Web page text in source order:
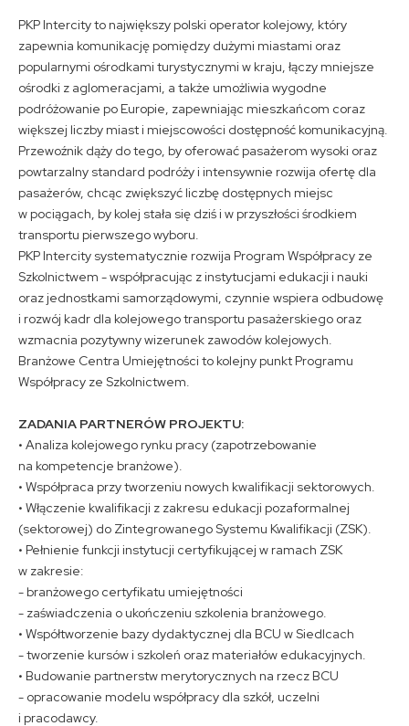
PKP Intercity to największy polski operator kolejowy, który
zapewnia komunikację pomiędzy dużymi miastami oraz
popularnymi ośrodkami turystycznymi w kraju, łączy mniejsze
ośrodki z aglomeracjami, a także umożliwia wygodne
podróżowanie po Europie, zapewniając mieszkańcom coraz
większej liczby miast i miejscowości dostępność komunikacyjną.
Przewoźnik dąży do tego, by oferować pasażerom wysoki oraz
powtarzalny standard podróży i intensywnie rozwija ofertę dla
pasażerów, chcąc zwiększyć liczbę dostępnych miejsc
w pociągach, by kolej stała się dziś i w przyszłości środkiem
transportu pierwszego wyboru.
PKP Intercity systematycznie rozwija Program Współpracy ze
Szkolnictwem - współpracując z instytucjami edukacji i nauki
oraz jednostkami samorządowymi, czynnie wspiera odbudowę
i rozwój kadr dla kolejowego transportu pasażerskiego oraz
wzmacnia pozytywny wizerunek zawodów kolejowych.
Branżowe Centra Umiejętności to kolejny punkt Programu
Współpracy ze Szkolnictwem.
ZADANIA PARTNERÓW PROJEKTU:
• Analiza kolejowego rynku pracy (zapotrzebowanie
na kompetencje branżowe).
• Współpraca przy tworzeniu nowych kwalifikacji sektorowych.
• Włączenie kwalifikacji z zakresu edukacji pozaformalnej
(sektorowej) do Zintegrowanego Systemu Kwalifikacji (ZSK).
• Pełnienie funkcji instytucji certyfikującej w ramach ZSK
w zakresie:
- branżowego certyfikatu umiejętności
- zaświadczenia o ukończeniu szkolenia branżowego.
• Współtworzenie bazy dydaktycznej dla BCU w Siedlcach
- tworzenie kursów i szkoleń oraz materiałów edukacyjnych.
• Budowanie partnerstw merytorycznych na rzecz BCU
- opracowanie modelu współpracy dla szkół, uczelni
i pracodawcy.